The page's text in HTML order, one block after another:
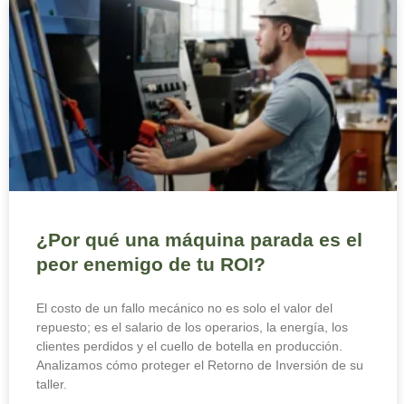
¿Por qué una máquina parada es el
peor enemigo de tu ROI?
El costo de un fallo mecánico no es solo el valor del
repuesto; es el salario de los operarios, la energía, los
clientes perdidos y el cuello de botella en producción.
Analizamos cómo proteger el Retorno de Inversión de su
taller.